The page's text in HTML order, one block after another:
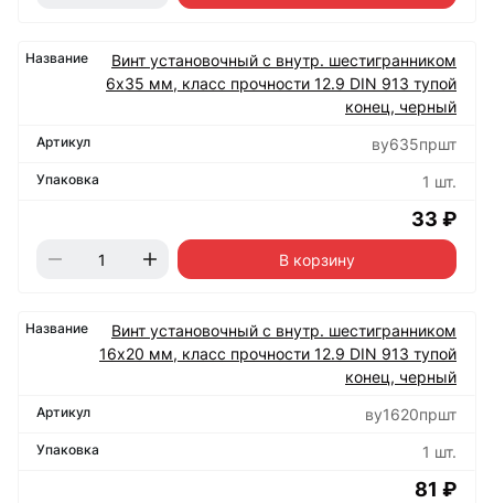
Винт установочный с внутр. шестигранником
6х35 мм, класс прочности 12.9 DIN 913 тупой
конец, черный
ву635пршт
1 шт.
33 ₽
В корзину
Винт установочный с внутр. шестигранником
16х20 мм, класс прочности 12.9 DIN 913 тупой
конец, черный
ву1620пршт
1 шт.
81 ₽